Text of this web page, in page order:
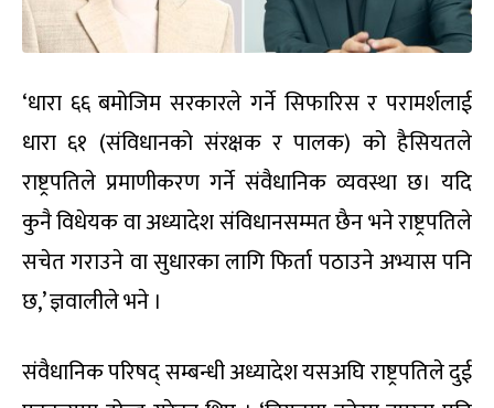
‘धारा ६६ बमोजिम सरकारले गर्ने सिफारिस र परामर्शलाई
धारा ६१ (संविधानको संरक्षक र पालक) को हैसियतले
राष्ट्रपतिले प्रमाणीकरण गर्ने संवैधानिक व्यवस्था छ। यदि
कुनै विधेयक वा अध्यादेश संविधानसम्मत छैन भने राष्ट्रपतिले
सचेत गराउने वा सुधारका लागि फिर्ता पठाउने अभ्यास पनि
छ,’ ज्ञवालीले भने ।
संवैधानिक परिषद् सम्बन्धी अध्यादेश यसअघि राष्ट्रपतिले दुई